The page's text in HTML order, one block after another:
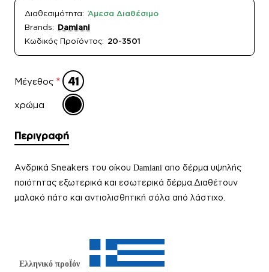
Διαθεσιμότητα: Άμεσα Διαθέσιμο
Brands: Damiani
Κωδικός Προϊόντος: 20-3501
Μέγεθος
χρώμα
Περιγραφή
Ανδρικά Sneakers του οίκου Damiani απο δέρμα υψηλής
ποιότητας εξωτερικά και εσωτερικά δέρμα.Διαθέτουν
μαλακό πάτο και αντιολισθητική σόλα από λάστιχο.
Ελληνικό προΪόν